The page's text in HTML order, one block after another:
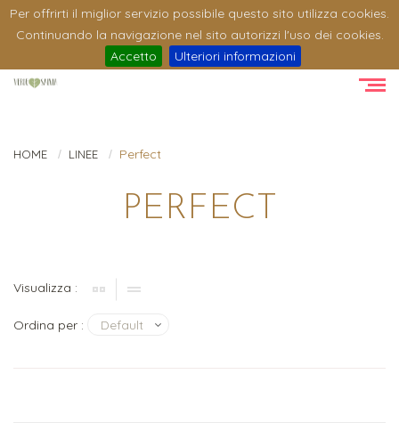
Per offrirti il miglior servizio possibile questo sito utilizza cookies.
Continuando la navigazione nel sito autorizzi l'uso dei cookies.
Accetto
Ulteriori informazioni
HOME LINEE Perfect
PERFECT
Visualizza :
Ordina per : Default